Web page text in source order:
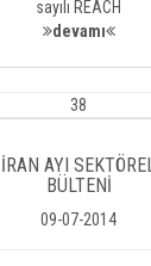
sayılı REACH
devamı
38
AYI
BÜLTENİ
09-07-2014